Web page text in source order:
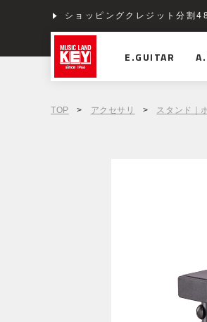
ショッピングクレジット分割
E.GUITAR
TOP > アクセサリ > スタンド｜